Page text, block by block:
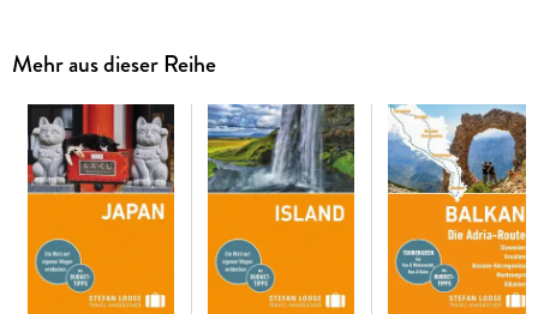
Restaurants und Aktivitäten.
Über 140 detaillierte Karten für eine einfache Navigation.
Reiserouten, die auch mit kleinem Budget umsetzbar sind.
Extra hervorgehoben: Faire und grüne Angebote,
besonders tolle Preis-Leistungs-Verhältnisse und
besondere Autoren-Tipps
Mehr aus dieser Reihe